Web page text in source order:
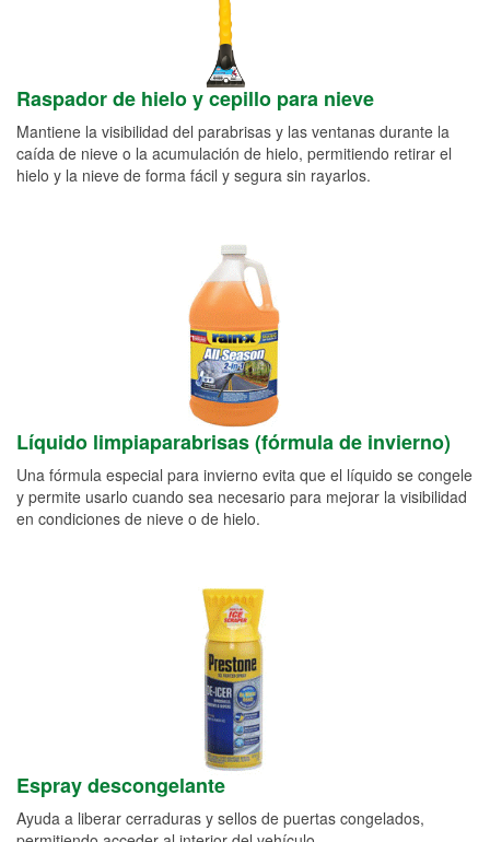
Raspador de hielo y cepillo para nieve
Mantiene la visibilidad del parabrisas y las ventanas durante la
caída de nieve o la acumulación de hielo, permitiendo retirar el
hielo y la nieve de forma fácil y segura sin rayarlos.
Líquido limpiaparabrisas (fórmula de invierno)
Una fórmula especial para invierno evita que el líquido se congele
y permite usarlo cuando sea necesario para mejorar la visibilidad
en condiciones de nieve o de hielo.
Espray descongelante
Ayuda a liberar cerraduras y sellos de puertas congelados,